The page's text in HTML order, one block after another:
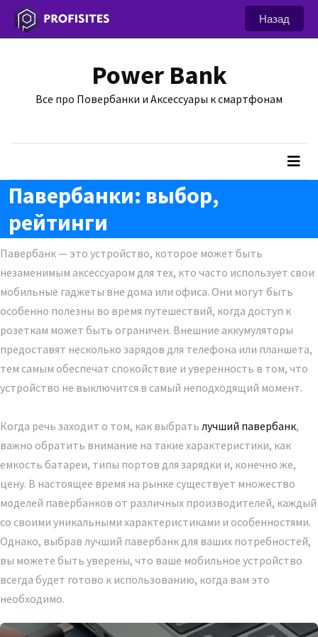
Назад